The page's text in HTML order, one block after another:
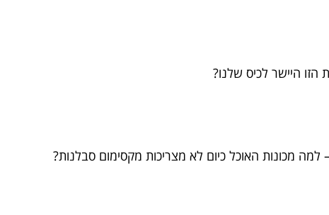
היישר לכיס שלנו?
מכונות האוכל כיום לא מצריכות מקסימום סבלנות?